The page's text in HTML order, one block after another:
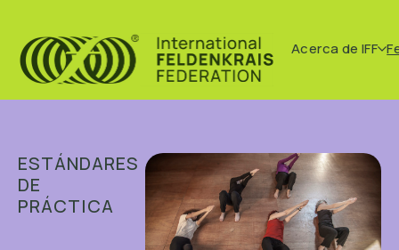
Acerca de IFF
ESTÁNDARES
DE
PRÁCTICA